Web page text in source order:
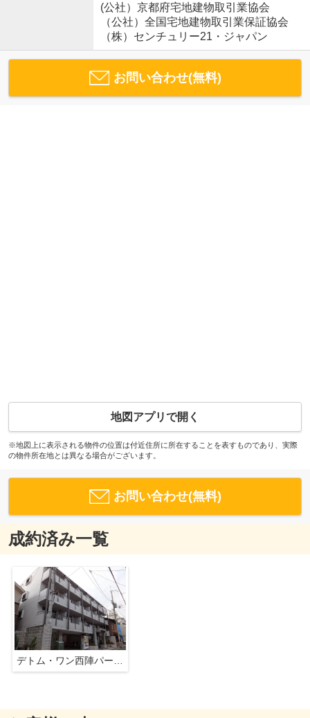
(公社）京都府宅地建物取引業協会
（公社）全国宅地建物取引業保証協会
（株）センチュリー21・ジャパン
お問い合わせ(無料)
地図アプリで開く
※地図上に表示される物件の位置は付近住所に所在することを表すものであり、実際
の物件所在地とは異なる場合がございます。
お問い合わせ(無料)
成約済み一覧
デトム・ワン西陣パート２